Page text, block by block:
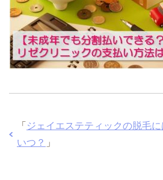
「 ジェイエステティックの脱毛
いつ？ 」